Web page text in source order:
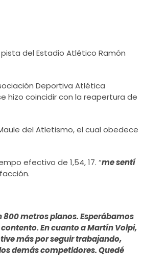
del Estadio Atlético Ramón
Deportiva Atlética
hizo coincidir con la reapertura de
del Atletismo, el cual obedece
efectivo de 1,54, 17. “me sentí
800 metros planos. Esperábamos
En cuanto a Martín Volpi,
más por seguir trabajando,
demás competidores. Quedé